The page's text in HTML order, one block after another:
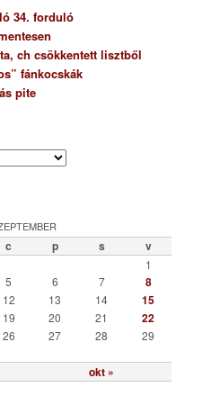
34. forduló
ch csökkentett lisztből
fánkocskák
pite
c p s v
okt »
1
5 6 7 8
12 13 14 15
19 20 21
22
26 27 28
29